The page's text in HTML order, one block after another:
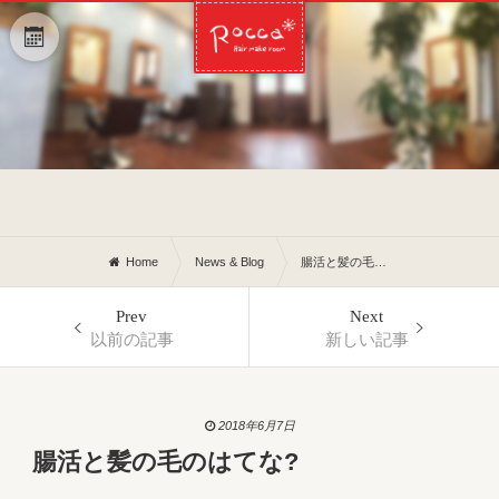
Home News & Blog 腸活と髪の毛のはてな?
Prev
以前の記事
Next
新しい記事
2018年6月7日
腸活と髪の毛のはてな?